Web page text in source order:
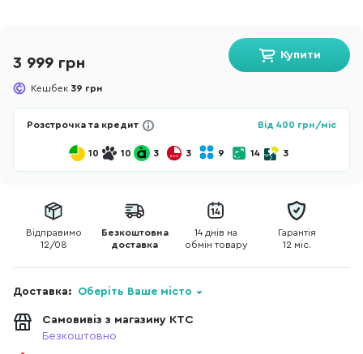
3 999 грн
Кешбек 39 грн
Купити
Розстрочка та кредит Від 400 грн/міс
10 10 3 3 9 14 3
Відправимо
12/08
Безкоштовна
доставка
14 днів на
обмін товару
Гарантія
12 міс.
Доставка: Оберіть Ваше місто
Самовивіз з магазину КТС
Безкоштовно